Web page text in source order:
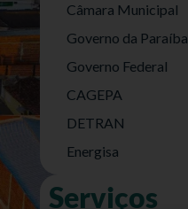
Câmara Municipal
Governo da Paraíba
Governo Federal
CAGEPA
DETRAN
Energisa
Serviços